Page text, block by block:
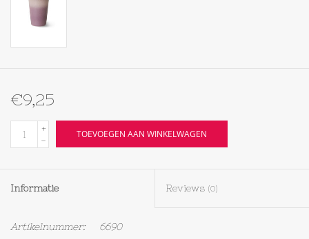
Food
Boeken
Textiel
€9,25
+
-
TOEVOEGEN AAN WINKELWAGEN
Informatie Reviews (0)
Artikelnummer:
6690